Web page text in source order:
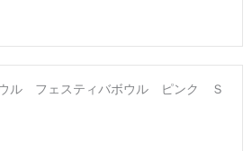
ウル フェスティバボウル ピンク Ｓ